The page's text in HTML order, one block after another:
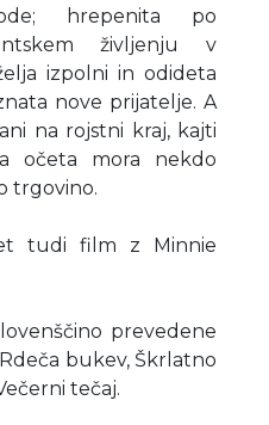
hrepenita po
življenju v
izpolni in odideta
nove prijatelje​.​ A
na rojstni kraj, kajti
očeta mora nekdo
trgovino.​
tudi film z Minnie
prevedene
bukev, Škrlatno
tečaj.